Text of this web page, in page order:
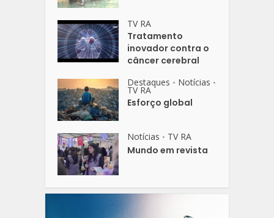
TV RA
Tratamento
inovador contra o
câncer cerebral
Destaques • Notícias •
TV RA
Esforço global
Notícias • TV RA
Mundo em revista